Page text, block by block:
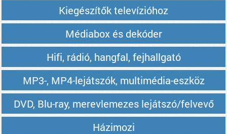
Kiegészítők televízióhoz
Médiabox és dekóder
Hifi, rádió, hangfal, fejhallgató
MP3-, MP4-lejátszók, multimédia-eszköz
DVD, Blu-ray, merevlemezes lejátszó/felvevő
Házimozi